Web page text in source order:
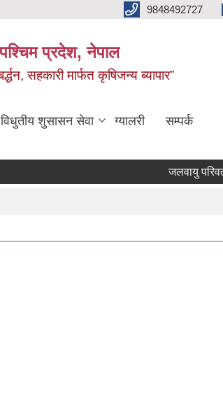
9848492727
प्रदेश, नेपाल
सहकारी मार्फत कृषिजन्य ब्यापार”
विधुतीय शुसासन सेवा ग्यालरी सम्पर्क
जलवायु